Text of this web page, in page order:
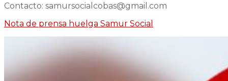
Contacto: samursocialcobas@gmail.com
Nota de prensa huelga Samur Social